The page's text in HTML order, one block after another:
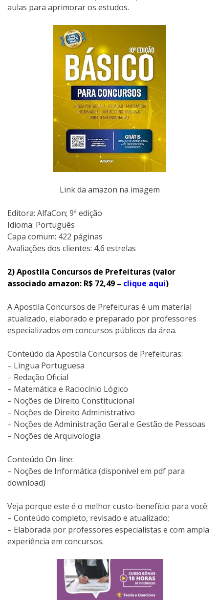
aulas para aprimorar os estudos.
Link da amazon na imagem
Editora: AlfaCon; 9ª edição
Idioma: Português
Capa comum: 422 páginas
Avaliações dos clientes: 4,6 estrelas
2) Apostila Concursos de Prefeituras (valor
associado amazon: R$ 72,49 – clique aqui)
A Apostila Concursos de Prefeituras é um material
atualizado, elaborado e preparado por professores
especializados em concursos públicos da área.
Conteúdo da Apostila Concursos de Prefeituras:
– Língua Portuguesa
– Redação Oficial
– Matemática e Raciocínio Lógico
– Noções de Direito Constitucional
– Noções de Direito Administrativo
– Noções de Administração Geral e Gestão de Pessoas
– Noções de Arquivologia
Conteúdo On-line:
– Noções de Informática (disponível em pdf para
download)
Veja porque este é o melhor custo-benefício para você:
– Conteúdo completo, revisado e atualizado;
– Elaborada por professores especialistas e com ampla
experiência em concursos.